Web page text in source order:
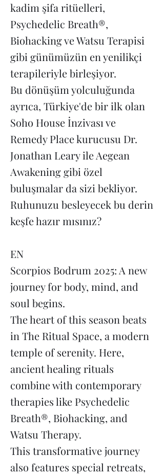
kadim şifa ritüelleri,
Psychedelic Breath®,
Biohacking ve Watsu Terapisi
gibi günümüzün en yenilikçi
terapileriyle birleşiyor.
Bu dönüşüm yolculuğunda
ayrıca, Türkiye'de bir ilk olan
Soho House İnzivası ve
Remedy Place kurucusu Dr.
Jonathan Leary ile Aegean
Awakening gibi özel
buluşmalar da sizi bekliyor.
Ruhunuzu besleyecek bu derin
keşfe hazır mısınız?
EN
Scorpios Bodrum 2025: A new
journey for body, mind, and
soul begins.
The heart of this season beats
in The Ritual Space, a modern
temple of serenity. Here,
ancient healing rituals
combine with contemporary
therapies like Psychedelic
Breath®, Biohacking, and
Watsu Therapy.
This transformative journey
also features special retreats,